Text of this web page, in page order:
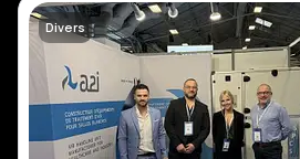
Divers